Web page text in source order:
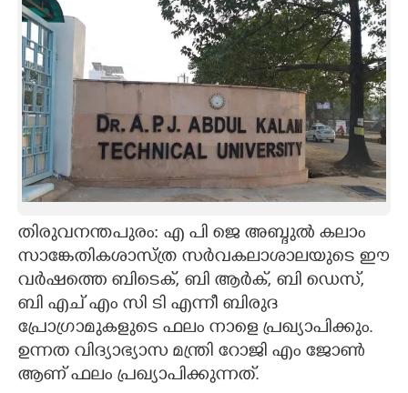
LIFESTYLE
SPIRITUAL
INFO+
CARTOONS
LITERATURE
ZOOM
തിരുവനന്തപുരം: എ പി ജെ അബ്ദുൽ കലാം
സാങ്കേതികശാസ്ത്ര സർവകലാശാലയുടെ ഈ
വർഷത്തെ ബിടെക്, ബി ആർക്, ബി ഡെസ്,
ബി എച് എം സി ടി എന്നീ ബിരുദ
പ്രോഗ്രാമുകളുടെ ഫലം നാളെ പ്രഖ്യാപിക്കും.
ഉന്നത വിദ്യാഭ്യാസ മന്ത്രി റോജി എം ജോൺ
ആണ് ഫലം പ്രഖ്യാപിക്കുന്നത്.